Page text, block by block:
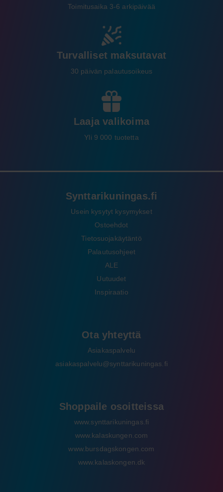
Toimitusaika 3-6 arkipäivää
Turvalliset maksutavat
30 päivän palautusoikeus
Laaja valikoima
Yli 9 000 tuotetta
Synttarikuningas.fi
Usein kysytyt kysymykset
Ostoehdot
Tietosuojakäytäntö
Palautusohjeet
ALE
Uutuudet
Inspiraatio
Ota yhteyttä
Asiakaspalvelu
asiakaspalvelu@synttarikuningas.fi
Shoppaile osoitteissa
www.synttarikuningas.fi
www.kalaskungen.com
www.bursdagskongen.com
www.kalaskongen.dk